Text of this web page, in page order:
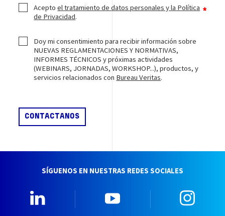
Aceptoel tratamiento de datos personales y la Política
de Privacidad.
Doy mi consentimiento para recibir información sobre
NUEVAS REGLAMENTACIONES Y NORMATIVAS,
INFORMES TÉCNICOS y próximas actividades
(WEBINARS, JORNADAS, WORKSHOP...), productos, y
servicios relacionados con Bureau Veritas.
SÍGUENOS EN NUESTRAS REDES SOCIALES